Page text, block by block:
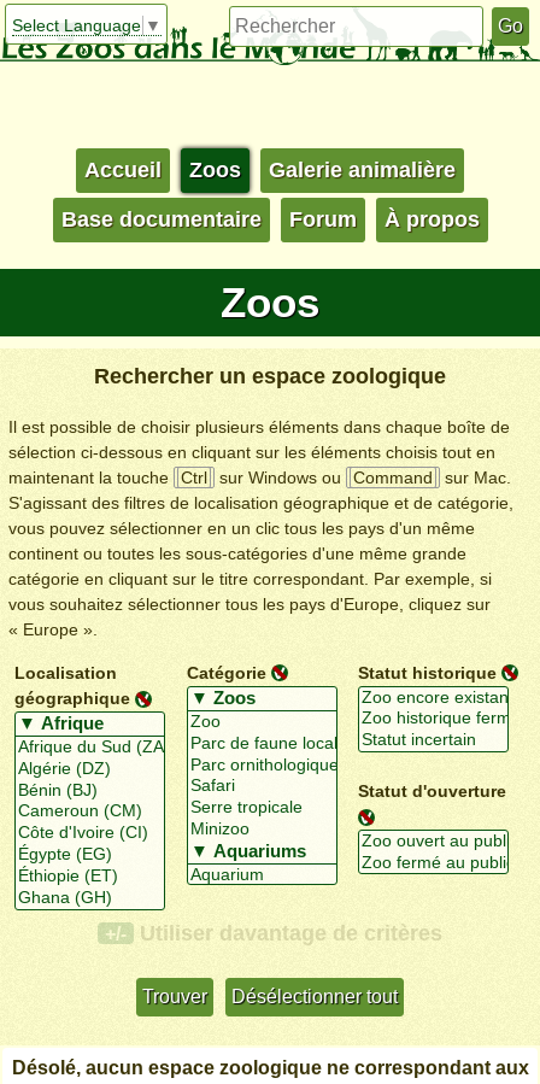
Select Language ▼
Accueil Zoos Galerie animalière
Base documentaire Forum À propos
Zoos
Rechercher un espace zoologique
Il est possible de choisir plusieurs éléments dans chaque boîte de
sélection ci-dessous en cliquant sur les éléments choisis tout en
maintenant la touche
Ctrl sur Windows ou Command
sur Mac.
S'agissant des filtres de localisation géographique et de catégorie,
vous pouvez sélectionner en un clic tous les pays d'un même
continent ou toutes les sous-catégories d'une même grande
catégorie en cliquant sur le titre correspondant. Par exemple, si
vous souhaitez sélectionner tous les pays d'Europe, cliquez sur
« Europe ».
Localisation
géographique
Catégorie Statut historique
Statut d'ouverture
+/- Utiliser davantage de critères
Désolé, aucun espace zoologique ne correspondant aux